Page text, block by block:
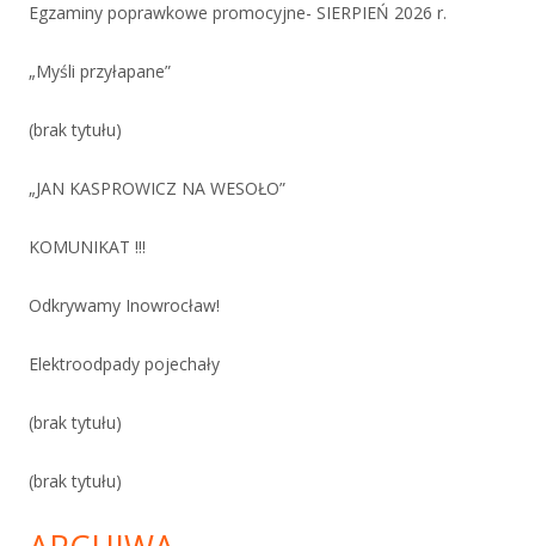
Egzaminy poprawkowe promocyjne- SIERPIEŃ 2026 r.
„Myśli przyłapane”
(brak tytułu)
„JAN KASPROWICZ NA WESOŁO”
KOMUNIKAT !!!
Odkrywamy Inowrocław!
Elektroodpady pojechały
(brak tytułu)
(brak tytułu)